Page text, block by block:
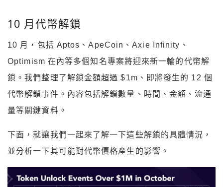
10 月代幣解鎖
10 月，包括 Aptos、ApeCoin、Axie Infinity、
Optimism 在內等多個知名專案將迎來新一輪的代幣解
鎖。我們整理了解鎖金額超過 $1m、即將發生的 12 個
代幣解鎖事件。內容包括解鎖數量、時間、金額、流通
量等關鍵資料。
下面，就讓我們一起來了解一下這些解鎖的具體情況，
並分析一下其可能對代幣價格產生的影響。